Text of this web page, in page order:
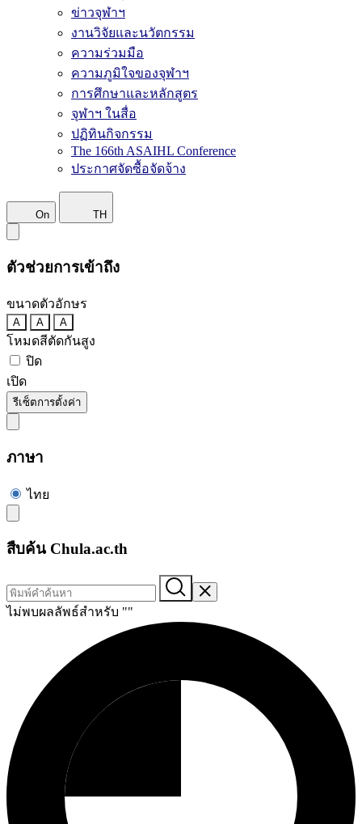
ข่าวจุฬาฯ
งานวิจัยและนวัตกรรม
ความร่วมมือ
ความภูมิใจของจุฬาฯ
การศึกษาและหลักสูตร
จุฬาฯ ในสื่อ
ปฏิทินกิจกรรม
The 166th ASAIHL Conference
ประกาศจัดซื้อจัดจ้าง
On TH
ตัวช่วยการเข้าถึง
ขนาดตัวอักษร
A A A
โหมดสีตัดกันสูง
ปิด
เปิด
รีเซ็ตการตั้งค่า
ภาษา
ไทย
สืบค้น Chula.ac.th
ไม่พบผลลัพธ์สำหรับ ""